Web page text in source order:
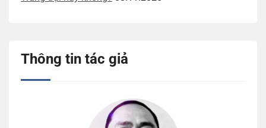
Thông tin tác giả